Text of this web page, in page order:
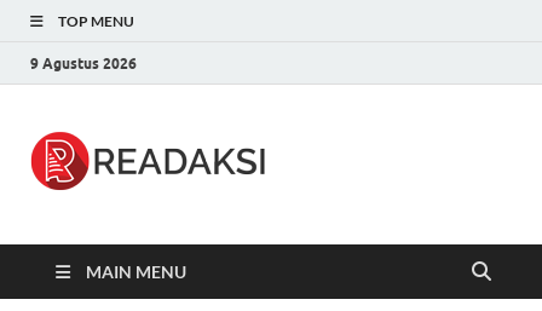
TOP MENU
9 Agustus 2026
MAIN MENU